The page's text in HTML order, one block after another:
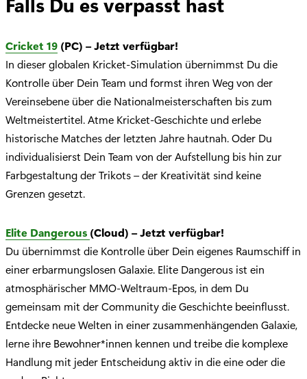
Cricket 19 (PC) – Jetzt verfügbar!
In dieser globalen Kricket-Simulation übernimmst Du die
Kontrolle über Dein Team und formst ihren Weg von der
Vereinsebene über die Nationalmeisterschaften bis zum
Weltmeistertitel. Atme Kricket-Geschichte und erlebe
historische Matches der letzten Jahre hautnah. Oder Du
individualisierst Dein Team von der Aufstellung bis hin zur
Farbgestaltung der Trikots – der Kreativität sind keine
Grenzen gesetzt.
Elite Dangerous (Cloud) – Jetzt verfügbar!
Du übernimmst die Kontrolle über Dein eigenes Raumschiff in
einer erbarmungslosen Galaxie. Elite Dangerous ist ein
atmosphärischer MMO-Weltraum-Epos, in dem Du
gemeinsam mit der Community die Geschichte beeinflusst.
Entdecke neue Welten in einer zusammenhängenden Galaxie,
lerne ihre Bewohner*innen kennen und treibe die komplexe
Handlung mit jeder Entscheidung aktiv in die eine oder die